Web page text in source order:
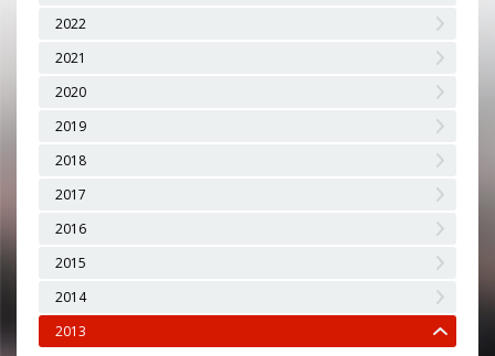
2022
2021
2020
2019
2018
2017
2016
2015
2014
2013